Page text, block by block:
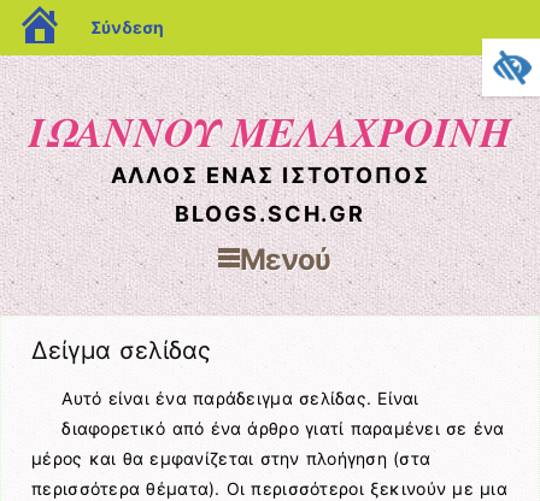
blogs.sch.gr
Σύνδεση
ΙΩΑΝΝΟΥ ΜΕΛΑΧΡΟΙΝΗ
ΆΛΛΟΣ ΈΝΑΣ ΙΣΤΌΤΟΠΟΣ
BLOGS.SCH.GR
Μενού
Μετάβαση στο περιεχόμενο
Δείγμα σελίδας
Αυτό είναι ένα παράδειγμα σελίδας. Είναι
διαφορετικό από ένα άρθρο γιατί παραμένει σε ένα
μέρος και θα εμφανίζεται στην πλοήγηση (στα
περισσότερα θέματα). Οι περισσότεροι ξεκινούν με μια